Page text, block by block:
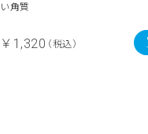
い角質
￥1,320（税込）